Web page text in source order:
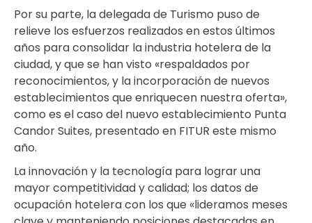
Por su parte, la delegada de Turismo puso de
relieve los esfuerzos realizados en estos últimos
años para consolidar la industria hotelera de la
ciudad, y que se han visto «respaldados por
reconocimientos, y la incorporación de nuevos
establecimientos que enriquecen nuestra oferta»,
como es el caso del nuevo establecimiento Punta
Candor Suites, presentado en FITUR este mismo
año.
La innovación y la tecnología para lograr una
mayor competitividad y calidad; los datos de
ocupación hotelera con los que «lideramos meses